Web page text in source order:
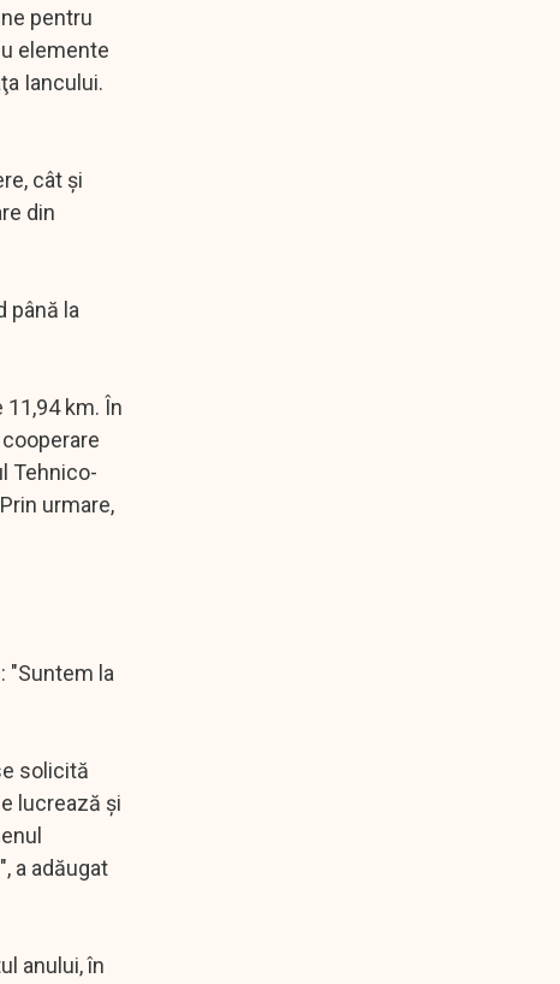
pentru
elemente
Iancului.
cât şi
din
până la
11,94 km. În
Tehnico-
urmare,
"Suntem la
solicită
lucrează şi
a adăugat
anului, în